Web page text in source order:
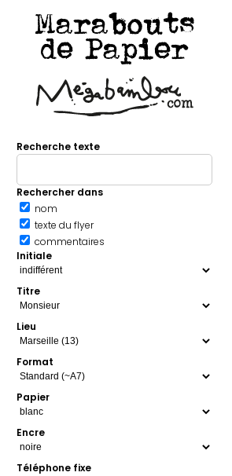
Marabouts
de Papier
Recherche texte
Rechercher dans
nom
texte du flyer
commentaires
Initiale
Titre
Lieu
Format
Papier
Encre
Téléphone fixe